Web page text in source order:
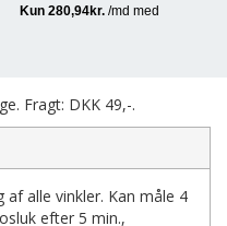
Fragt: DKK 49,-.
alle vinkler. Kan måle 4
efter 5 min.,